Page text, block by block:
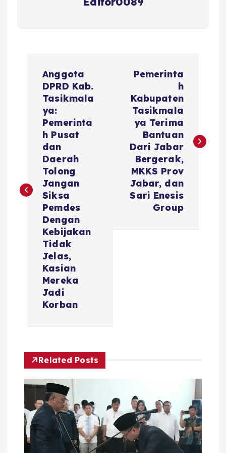
a
Anggota
DPRD Kab.
Tasikmala
ya:
Pemerinta
h Pusat
dan
Daerah
Tolong
Jangan
Siksa
Pemdes
Dengan
Kebijakan
Tidak
Jelas,
Kasian
Mereka
Jadi
Korban
Pemerinta
h
Kabupaten
Tasikmala
ya Terima
Bantuan
Dari Jabar
Bergerak,
MKKS Prov
Jabar, dan
Sari Enesis
Group
Related Posts